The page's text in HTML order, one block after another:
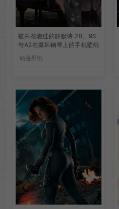
被白花吻过的静默诗 2B、9S
与A2在腐坏钢琴上的手机壁纸
动漫壁纸